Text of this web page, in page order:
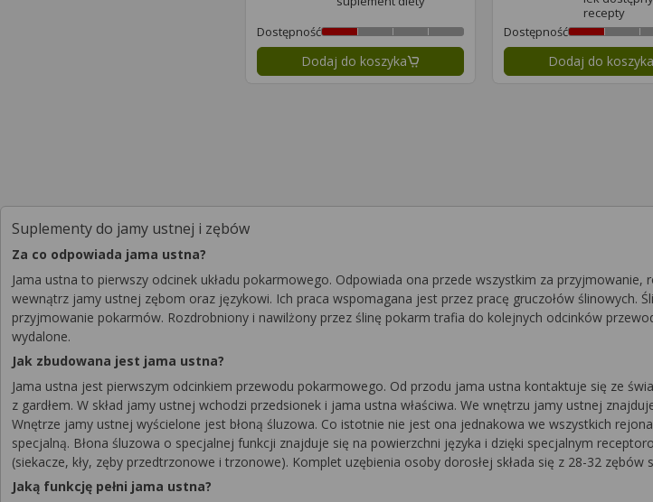
Dostępność
Dodaj do koszyka
recepty
Dostępność
Dodaj do koszyka
Suplementy do jamy ustnej i zębów
Za co odpowiada jama ustna?
Jama ustna to pierwszy odcinek układu pokarmowego. Odpowiada ona przede wszystkim za
wewnątrz jamy ustnej zębom oraz językowi. Ich praca wspomagana jest przez pracę gruczołów ślinowych.
przyjmowanie pokarmów. Rozdrobniony i nawilżony przez ślinę pokarm trafia do kolejnych odcinków
wydalone.
Jak zbudowana jest jama ustna?
Jama ustna jest pierwszym odcinkiem przewodu pokarmowego. Od przodu jama ustna kontaktuje się ze
z gardłem. W skład jamy ustnej wchodzi przedsionek i jama ustna właściwa. We wnętrzu jamy ustnej
Wnętrze jamy ustnej wyścielone jest błoną śluzowa. Co istotnie nie jest ona jednakowa we wszystkich
specjalną. Błona śluzowa o specjalnej funkcji znajduje się na powierzchni języka i dzięki specjalnym
(siekacze, kły, zęby przedtrzonowe i trzonowe). Komplet uzębienia osoby dorosłej składa się z 28-32 zębów
Jaką funkcję pełni jama ustna?